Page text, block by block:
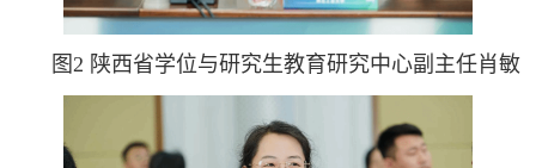
图2 陕西省学位与研究生教育研究中心副主任肖敏